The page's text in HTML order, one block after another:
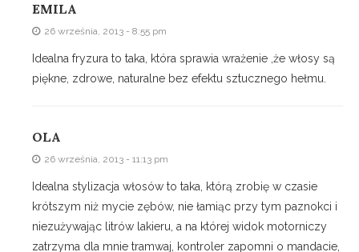
EMILA
26 września, 2013 - 8:55 pm
Idealna fryzura to taka, która sprawia wrażenie ,że włosy są
piękne, zdrowe, naturalne bez efektu sztucznego hełmu.
OLA
26 września, 2013 - 11:13 pm
Idealna stylizacja włosów to taka, którą zrobię w czasie
krótszym niż mycie zębów, nie łamiąc przy tym paznokci i
niezużywając litrów lakieru, a na której widok motorniczy
zatrzyma dla mnie tramwaj, kontroler zapomni o mandacie,